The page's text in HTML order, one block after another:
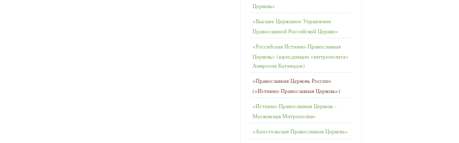
Церковь»
«Высшее Церковное Управление
Православной Российской Церкви»
«Российская Истинно-Православная
Церковь» (юрисдикции «митрополита»
Амвросия Катамадзе)
«Православная Церковь России»
(«Истинно-Православная Церковь»)
«Истинно-Православная Церковь -
Московская Митрополия»
«Апостольская Православная Церковь»